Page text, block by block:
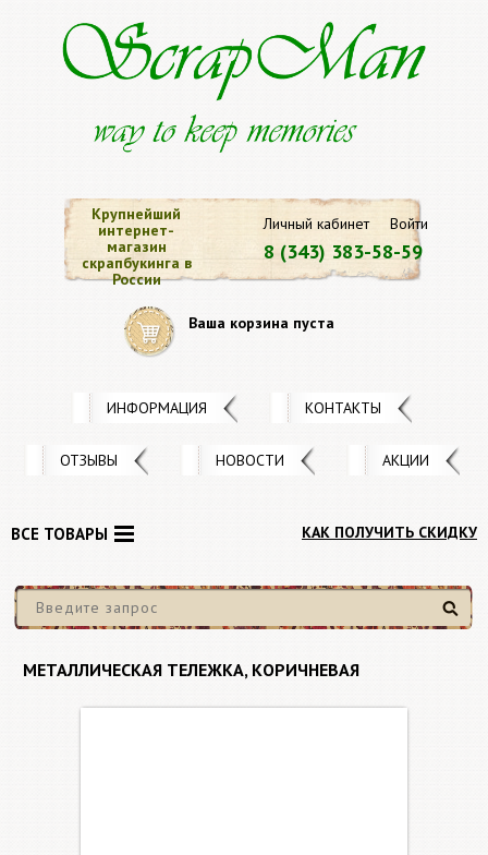
Личный кабинет Войти
8 (343) 383-58-59
Крупнейший
интернет-
магазин
скрапбукинга в
России
Ваша корзина пуста
ИНФОРМАЦИЯ КОНТАКТЫ
ОТЗЫВЫ НОВОСТИ АКЦИИ
КАК ПОЛУЧИТЬ СКИДКУ
Найти
ВСЕ ТОВАРЫ
МЕТАЛЛИЧЕСКАЯ ТЕЛЕЖКА, КОРИЧНЕВАЯ